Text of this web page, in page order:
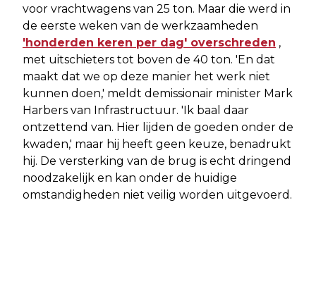
voor vrachtwagens van 25 ton. Maar die werd in
de eerste weken van de werkzaamheden
'honderden keren per dag' overschreden ,
met uitschieters tot boven de 40 ton. 'En dat
maakt dat we op deze manier het werk niet
kunnen doen,' meldt demissionair minister Mark
Harbers van Infrastructuur. 'Ik baal daar
ontzettend van. Hier lijden de goeden onder de
kwaden,' maar hij heeft geen keuze, benadrukt
hij. De versterking van de brug is echt dringend
noodzakelijk en kan onder de huidige
omstandigheden niet veilig worden uitgevoerd.